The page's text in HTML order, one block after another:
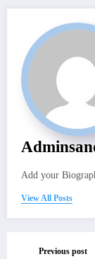
Add your
View All Posts
Previous post